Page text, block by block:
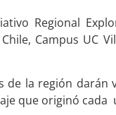
Regional
Campus UC
de la región darán
que originó cada